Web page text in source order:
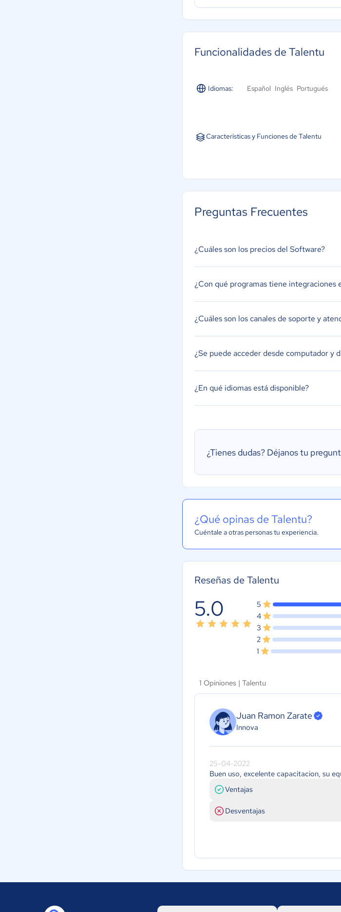
Funcionalidades de Talentu
Idiomas: Español Inglés Portugués
Características y Funciones de Talentu
Preguntas Frecuentes
¿Cuáles son los precios del Software?
¿Con qué programas tiene integraciones
¿Cuáles son los canales de soporte y
¿Se puede acceder desde computador y
¿En qué idiomas está disponible?
¿Tienes dudas? Déjanos tu
¿Qué opinas de Talentu?
Cuéntale a otras personas tu experiencia.
Reseñas de Talentu
5.0 5
4
3
2
1
1 Opiniones | Talentu
Juan Ramon Zarate
Innova
25-04-2022
Buen uso, excelente capacitacion, su
Ventajas
Desventajas